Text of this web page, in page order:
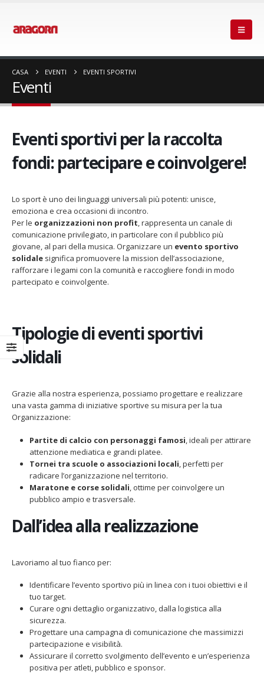
CASA EVENTI EVENTI SPORTIVI
Eventi
Eventi sportivi per la raccolta
fondi: partecipare e coinvolgere!
Lo sport è uno dei linguaggi universali più potenti: unisce,
emoziona e crea occasioni di incontro.
Per le organizzazioni non profit, rappresenta un canale di
comunicazione privilegiato, in particolare con il pubblico più
giovane, al pari della musica. Organizzare un evento sportivo
solidale significa promuovere la mission dell’associazione,
rafforzare i legami con la comunità e raccogliere fondi in modo
partecipato e coinvolgente.
Tipologie di eventi sportivi
solidali
Grazie alla nostra esperienza, possiamo progettare e realizzare
una vasta gamma di iniziative sportive su misura per la tua
Organizzazione:
Partite di calcio con personaggi famosi, ideali per attirare
attenzione mediatica e grandi platee.
Tornei tra scuole o associazioni locali, perfetti per
radicare l’organizzazione nel territorio.
Maratone e corse solidali, ottime per coinvolgere un
pubblico ampio e trasversale.
Dall’idea alla realizzazione
Lavoriamo al tuo fianco per:
Identificare l’evento sportivo più in linea con i tuoi obiettivi e il
tuo target.
Curare ogni dettaglio organizzativo, dalla logistica alla
sicurezza.
Progettare una campagna di comunicazione che massimizzi
partecipazione e visibilità.
Assicurare il corretto svolgimento dell’evento e un’esperienza
positiva per atleti, pubblico e sponsor.